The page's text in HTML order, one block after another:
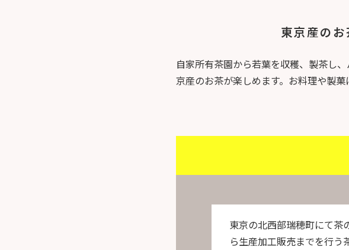
東京産の
自家所有茶園から若葉を収穫、製茶し
京産のお茶が楽しめます。お料理や製菓
東京の北西部瑞穂町にて茶
ら生産加工販売までを行う